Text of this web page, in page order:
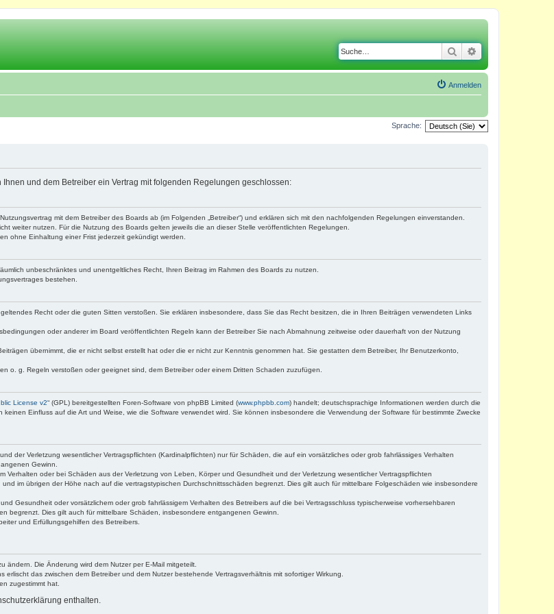
Suche
Anmelden
Sprache:
Ihnen und dem Betreiber ein Vertrag mit folgenden Regelungen geschlossen:
mit dem Betreiber des Boards ab (im Folgenden „Betreiber“) und erklären sich mit den nachfolgenden Regelungen einverstanden.
weiter nutzen. Für die Nutzung des Boards gelten jeweils die an dieser Stelle veröffentlichten Regelungen.
ohne Einhaltung einer Frist jederzeit gekündigt werden.
unbeschränktes und unentgeltliches Recht, Ihren Beitrag im Rahmen des Boards zu nutzen.
bestehen.
Recht oder die guten Sitten verstoßen. Sie erklären insbesondere, dass Sie das Recht besitzen, die in Ihren Beiträgen verwendeten Links
oder anderer im Board veröffentlichten Regeln kann der Betreiber Sie nach Abmahnung zeitweise oder dauerhaft von der Nutzung
übernimmt, die er nicht selbst erstellt hat oder die er nicht zur Kenntnis genommen hat. Sie gestatten dem Betreiber, Ihr Benutzerkonto,
o. g. Regeln verstoßen oder geeignet sind, dem Betreiber oder einem Dritten Schaden zuzufügen.
License v2“ (GPL) bereitgestellten Foren-Software von phpBB Limited (www.phpbb.com) handelt; deutschsprachige Informationen werden durch die
Einfluss auf die Art und Weise, wie die Software verwendet wird. Sie können insbesondere die Verwendung der Software für bestimmte Zwecke
der Verletzung wesentlicher Vertragspflichten (Kardinalpflichten) nur für Schäden, die auf ein vorsätzliches oder grob fahrlässiges Verhalten
Gewinn.
Verhalten oder bei Schäden aus der Verletzung von Leben, Körper und Gesundheit und der Verletzung wesentlicher Vertragspflichten
im übrigen der Höhe nach auf die vertragstypischen Durchschnittsschäden begrenzt. Dies gilt auch für mittelbare Folgeschäden wie insbesondere
Gesundheit oder vorsätzlichem oder grob fahrlässigem Verhalten des Betreibers auf die bei Vertragsschluss typischerweise vorhersehbaren
begrenzt. Dies gilt auch für mittelbare Schäden, insbesondere entgangenen Gewinn.
und Erfüllungsgehilfen des Betreibers.
Die Änderung wird dem Nutzer per E-Mail mitgeteilt.
das zwischen dem Betreiber und dem Nutzer bestehende Vertragsverhältnis mit sofortiger Wirkung.
zugestimmt hat.
enthalten.